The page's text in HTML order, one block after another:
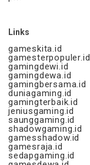
Links
gameskita.id
gamesterpopuler.id
gamingdewi.id
gamingdewa.id
gamingbersama.id
duniagaming.id
gamingterbaik.id
jeniusgaming.id
saunggaming.id
shadowgaming.id
gamesshadow.id
gamesraja.id
sedapgaming.id